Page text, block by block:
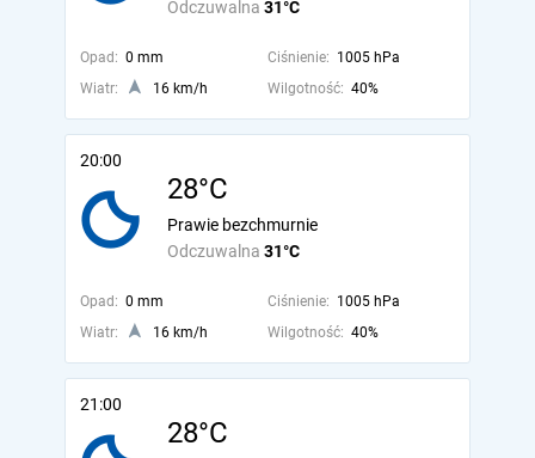
Odczuwalna 31°C
Opad: 0 mm Ciśnienie: 1005 hPa
Wiatr:
16 km/h Wilgotność: 40%
20:00
28°C
Odczuwalna 31°C
Prawie bezchmurnie
Opad: 0 mm Ciśnienie: 1005 hPa
Wiatr:
16 km/h Wilgotność: 40%
21:00
28°C